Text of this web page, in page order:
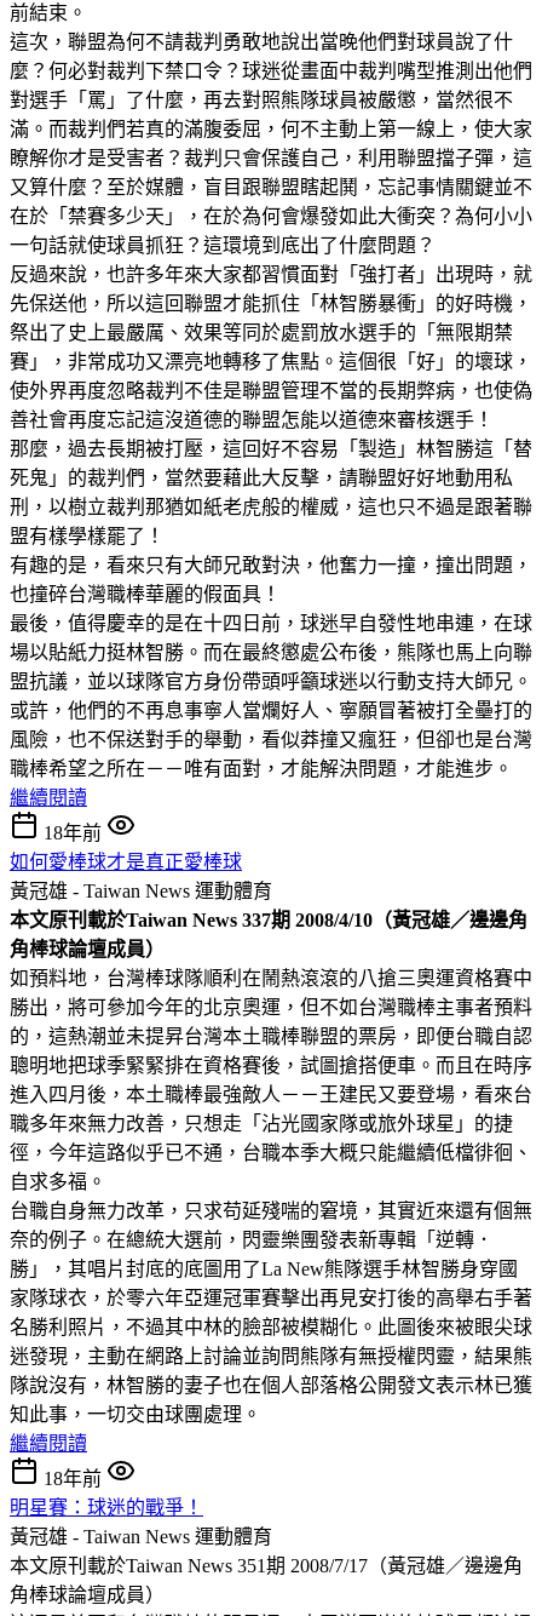
前結束。
這次，聯盟為何不請裁判勇敢地說出當晚他們對球員說了什
麼？何必對裁判下禁口令？球迷從畫面中裁判嘴型推測出他們
對選手「罵」了什麼，再去對照熊隊球員被嚴懲，當然很不
滿。而裁判們若真的滿腹委屈，何不主動上第一線上，使大家
瞭解你才是受害者？裁判只會保護自己，利用聯盟擋子彈，這
又算什麼？至於媒體，盲目跟聯盟瞎起鬨，忘記事情關鍵並不
在於「禁賽多少天」，在於為何會爆發如此大衝突？為何小小
一句話就使球員抓狂？這環境到底出了什麼問題？
反過來說，也許多年來大家都習慣面對「強打者」出現時，就
先保送他，所以這回聯盟才能抓住「林智勝暴衝」的好時機，
祭出了史上最嚴厲、效果等同於處罰放水選手的「無限期禁
賽」，非常成功又漂亮地轉移了焦點。這個很「好」的壞球，
使外界再度忽略裁判不佳是聯盟管理不當的長期弊病，也使偽
善社會再度忘記這沒道德的聯盟怎能以道德來審核選手！
那麼，過去長期被打壓，這回好不容易「製造」林智勝這「替
死鬼」的裁判們，當然要藉此大反擊，請聯盟好好地動用私
刑，以樹立裁判那猶如紙老虎般的權威，這也只不過是跟著聯
盟有樣學樣罷了！
有趣的是，看來只有大師兄敢對決，他奮力一撞，撞出問題，
也撞碎台灣職棒華麗的假面具！
最後，值得慶幸的是在十四日前，球迷早自發性地串連，在球
場以貼紙力挺林智勝。而在最終懲處公布後，熊隊也馬上向聯
盟抗議，並以球隊官方身份帶頭呼籲球迷以行動支持大師兄。
或許，他們的不再息事寧人當爛好人、寧願冒著被打全壘打的
風險，也不保送對手的舉動，看似莽撞又瘋狂，但卻也是台灣
職棒希望之所在－－唯有面對，才能解決問題，才能進步。
繼續閱讀
18年前
如何愛棒球才是真正愛棒球
黃冠雄 - Taiwan News 運動體育
本文原刊載於Taiwan News 337期 2008/4/10（黃冠雄／邊邊角
角棒球論壇成員）
如預料地，台灣棒球隊順利在鬧熱滾滾的八搶三奧運資格賽中
勝出，將可參加今年的北京奧運，但不如台灣職棒主事者預料
的，這熱潮並未提昇台灣本土職棒聯盟的票房，即便台職自認
聰明地把球季緊緊排在資格賽後，試圖搶搭便車。而且在時序
進入四月後，本土職棒最強敵人－－王建民又要登場，看來台
職多年來無力改善，只想走「沾光國家隊或旅外球星」的捷
徑，今年這路似乎已不通，台職本季大概只能繼續低檔徘徊、
自求多福。
台職自身無力改革，只求苟延殘喘的窘境，其實近來還有個無
奈的例子。在總統大選前，閃靈樂團發表新專輯「逆轉．
勝」，其唱片封底的底圖用了La New熊隊選手林智勝身穿國
家隊球衣，於零六年亞運冠軍賽擊出再見安打後的高舉右手著
名勝利照片，不過其中林的臉部被模糊化。此圖後來被眼尖球
迷發現，主動在網路上討論並詢問熊隊有無授權閃靈，結果熊
隊說沒有，林智勝的妻子也在個人部落格公開發文表示林已獲
知此事，一切交由球團處理。
繼續閱讀
18年前
明星賽：球迷的戰爭！
黃冠雄 - Taiwan News 運動體育
本文原刊載於Taiwan News 351期 2008/7/17（黃冠雄／邊邊角
角棒球論壇成員）